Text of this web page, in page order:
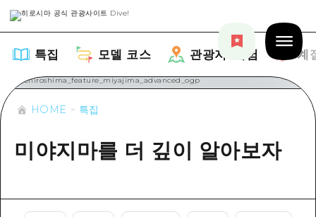
특집 모델 코스 관광지・체험 계
특집
목록
모델 코스
HOME 특집
미야지마를 더 깊이 알아보자